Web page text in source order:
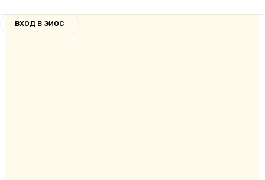
ВХОД В ЭИОС